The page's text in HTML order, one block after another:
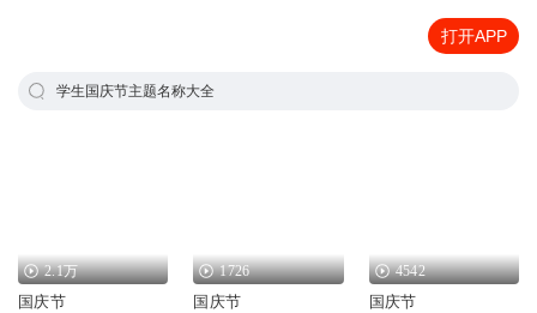
打开APP
学生国庆节主题名称大全
2.1万
国庆节
1726
国庆节
4542
国庆节